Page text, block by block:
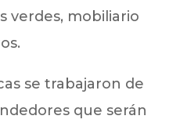
verdes, mobiliario
se trabajaron de
que serán